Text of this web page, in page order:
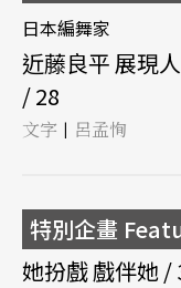
日本編舞家
近藤良平 展現
/ 28
文字 | 呂孟恂
特別企畫
她扮戲 戲伴她 /